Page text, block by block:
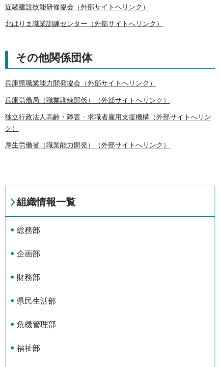
近畿建設技能研修協会（外部サイトへリンク）
北はりま職業訓練センター（外部サイトへリンク）
その他関係団体
兵庫県職業能力開発協会（外部サイトへリンク）
兵庫労働局（職業訓練関係）（外部サイトへリンク）
独立行政法人高齢・障害・求職者雇用支援機構（外部サイトへリン
ク）
厚生労働省（職業能力開発）（外部サイトへリンク）
組織情報一覧
総務部
企画部
財務部
県民生活部
危機管理部
福祉部